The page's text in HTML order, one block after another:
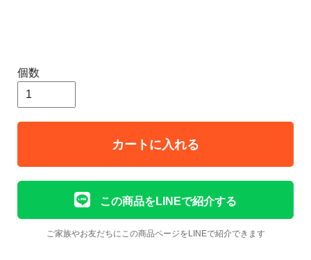
個数
カートに入れる
この商品をLINEで紹介する
ご家族やお友だちにこの商品ページをLINEで紹介できます